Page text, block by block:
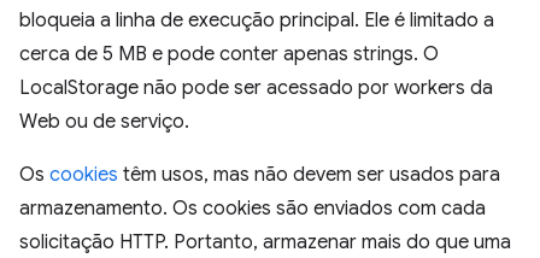
bloqueia a linha de execução principal. Ele é limitado a
cerca de 5 MB e pode conter apenas strings. O
LocalStorage não pode ser acessado por workers da
Web ou de serviço.
Os cookies têm usos, mas não devem ser usados para
armazenamento. Os cookies são enviados com cada
solicitação HTTP. Portanto, armazenar mais do que uma